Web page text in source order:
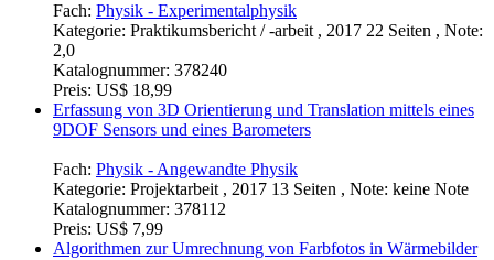
Fach: Physik - Experimentalphysik
Kategorie: Praktikumsbericht / -arbeit , 2017 22 Seiten , Note:
2,0
Katalognummer: 378240
Preis: US$ 18,99
Erfassung von 3D Orientierung und Translation mittels eines
9DOF Sensors und eines Barometers
Fach: Physik - Angewandte Physik
Kategorie: Projektarbeit , 2017 13 Seiten , Note: keine Note
Katalognummer: 378112
Preis: US$ 7,99
Algorithmen zur Umrechnung von Farbfotos in Wärmebilder